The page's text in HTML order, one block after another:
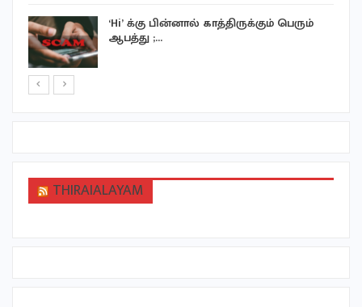
‘Hi’ க்கு பின்னால் காத்திருக்கும் பெரும்
ஆபத்து ;…
THIRAIALAYAM